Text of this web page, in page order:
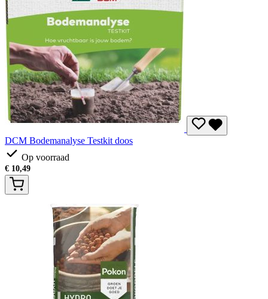
DCM Bodemanalyse Testkit doos
Op voorraad
€ 10,49